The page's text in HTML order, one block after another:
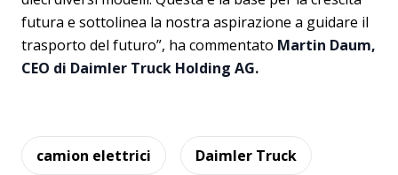
futura e sottolinea la nostra aspirazione a guidare il
trasporto del futuro”, ha commentato Martin Daum,
CEO di Daimler Truck Holding AG.
camion elettrici Daimler Truck